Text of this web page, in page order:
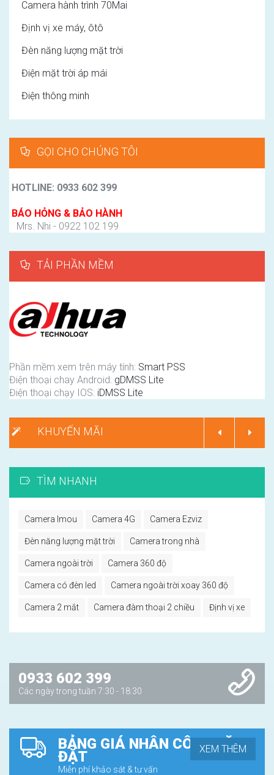
Camera hành trình 70Mai
Định vị xe máy, ôtô
Đèn năng lượng mặt trời
Điện mặt trời áp mái
Điện thông minh
GỌI CHO CHÚNG TÔI
HOTLINE: 0933 602 399
BÁO HỎNG & BẢO HÀNH
Mrs. Nhi - 0922 102 199
TẢI PHẦN MỀM
Phần mềm xem trên máy tính: Smart PSS
Điện thoại chay Android: gDMSS Lite
Điện thoại chạy IOS: iDMSS Lite
KHUYẾN MÃI
TÌM NHANH
Camera Imou Camera 4G Camera Ezviz
Đèn năng lượng mặt trời Camera trong nhà
Camera ngoài trời Camera 360 độ
Camera có đèn led Camera ngoài trời xoay 360 độ
Camera 2 mắt Camera đàm thoại 2 chiều Định vị xe
0933 602 399
Các ngày trong tuần 7:30 - 18:30
BẢNG GIÁ NHÂN CÔNG LẶP
ĐẶT
Miễn phí khảo sát & tư vấn
XEM THÊM